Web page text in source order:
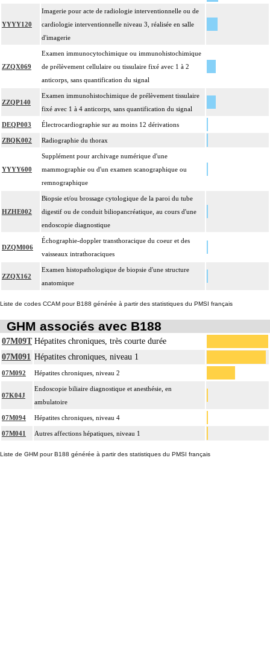
YYYY120
Imagerie pour acte de radiologie interventionnelle ou de
cardiologie interventionnelle niveau 3, réalisée en salle
d'imagerie
ZZQX069
Examen immunocytochimique ou immunohistochimique
de prélèvement cellulaire ou tissulaire fixé avec 1 à 2
anticorps, sans quantification du signal
ZZQP140
Examen immunohistochimique de prélèvement tissulaire
fixé avec 1 à 4 anticorps, sans quantification du signal
DEQP003 Électrocardiographie sur au moins 12 dérivations
ZBQK002 Radiographie du thorax
YYYY600
Supplément pour archivage numérique d'une
mammographie ou d'un examen scanographique ou
remnographique
HZHE002
Biopsie et/ou brossage cytologique de la paroi du tube
digestif ou de conduit biliopancréatique, au cours d'une
endoscopie diagnostique
DZQM006
Échographie-doppler transthoracique du coeur et des
vaisseaux intrathoraciques
ZZQX162
Examen histopathologique de biopsie d'une structure
anatomique
Liste de codes CCAM pour B188 générée à partir des statistiques du PMSI français
GHM associés avec B188
07M09T Hépatites chroniques, très courte durée
07M091 Hépatites chroniques, niveau 1
07M092 Hépatites chroniques, niveau 2
07K04J
Endoscopie biliaire diagnostique et anesthésie, en
ambulatoire
07M094 Hépatites chroniques, niveau 4
07M041 Autres affections hépatiques, niveau 1
Liste de GHM pour B188 générée à partir des statistiques du PMSI français